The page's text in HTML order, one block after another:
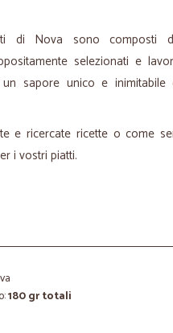
di Nova sono composti
selezionati e
sapore unico e inimitabile
e ricercate ricette o come
i vostri piatti.
180 gr totali